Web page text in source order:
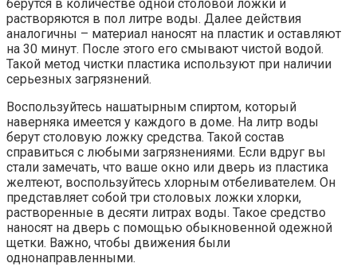
берутся в количестве одной столовой ложки и
растворяются в пол литре воды. Далее действия
аналогичны – материал наносят на пластик и оставляют
на 30 минут. После этого его смывают чистой водой.
Такой метод чистки пластика используют при наличии
серьезных загрязнений.
Воспользуйтесь нашатырным спиртом, который
наверняка имеется у каждого в доме. На литр воды
берут столовую ложку средства. Такой состав
справиться с любыми загрязнениями. Если вдруг вы
стали замечать, что ваше окно или дверь из пластика
желтеют, воспользуйтесь хлорным отбеливателем. Он
представляет собой три столовых ложки хлорки,
растворенные в десяти литрах воды. Такое средство
наносят на дверь с помощью обыкновенной одежной
щетки. Важно, чтобы движения были
однонаправленными.